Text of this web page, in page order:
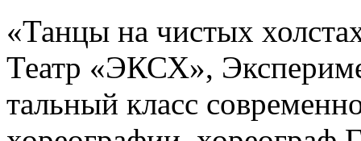
«Танцы на чистых
Театр «ЭКСХ»,
тальный класс